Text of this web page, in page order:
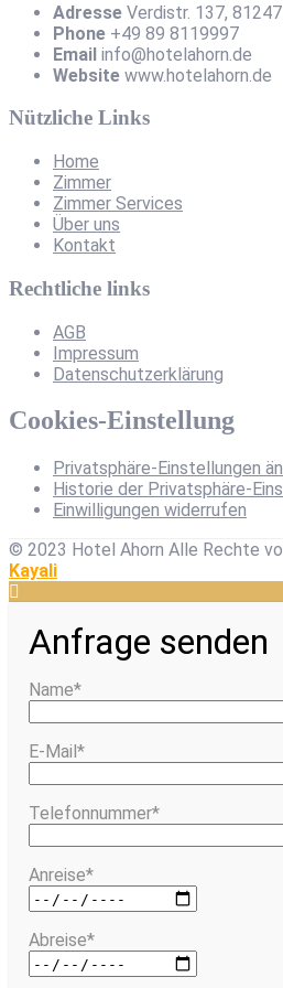
Adresse Verdistr. 137,
Phone +49 89 8119997
Email info@hotelahorn.de
Website www.hotelahorn.de
Nützliche Links
Home
Zimmer
Zimmer Services
Über uns
Kontakt
Rechtliche links
AGB
Impressum
Datenschutzerklärung
Cookies-Einstellung
Privatsphäre-Einstellungen
Historie der Privatsphäre-
Einwilligungen widerrufen
© 2023 Hotel Ahorn Alle Rechte
Kayali
Anfrage senden
Name*
E-Mail*
Telefonnummer*
Anreise*
Abreise*